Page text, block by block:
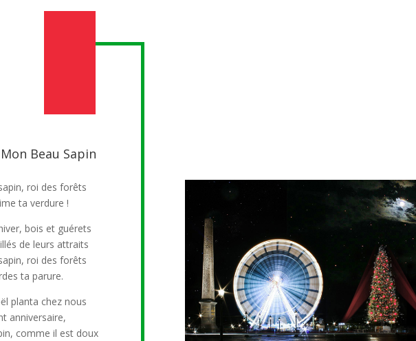
Beau Sapin
roi des forêts
ta verdure !
bois et guérets
de leurs attraits
roi des forêts
ta parure.
planta chez nous
anniversaire,
comme il est doux